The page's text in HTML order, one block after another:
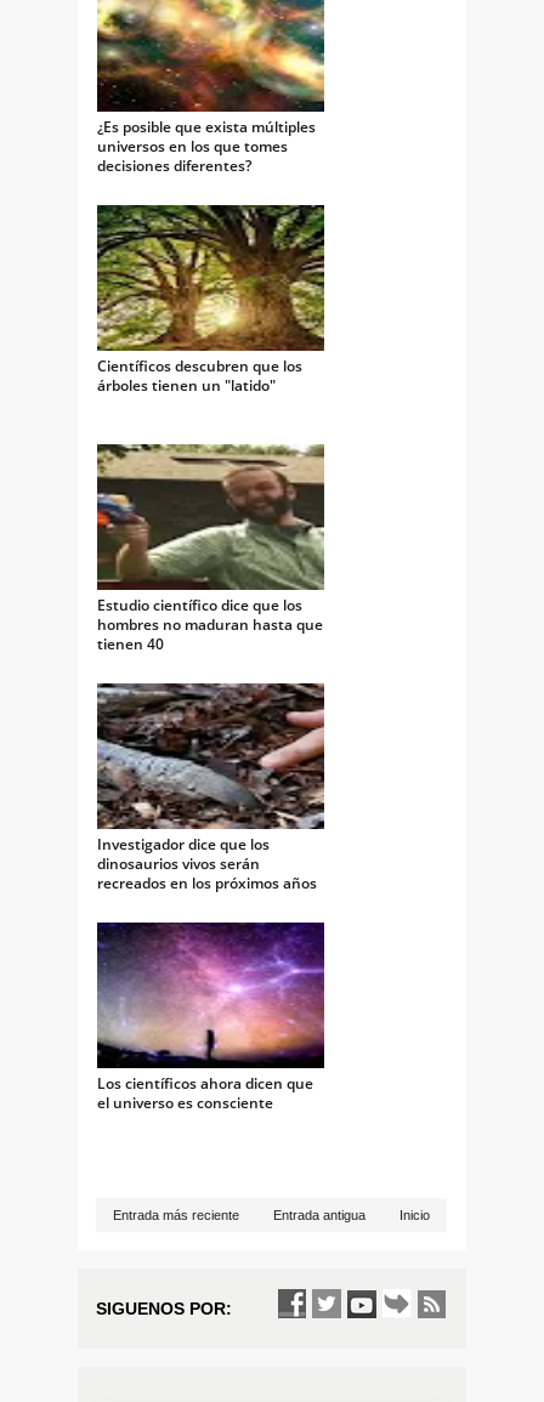
¿Es posible que exista múltiples
universos en los que tomes
decisiones diferentes?
Científicos descubren que los
árboles tienen un "latido"
Estudio científico dice que los
hombres no maduran hasta que
tienen 40
Investigador dice que los
dinosaurios vivos serán
recreados en los próximos años
Los científicos ahora dicen que
el universo es consciente
Entrada más reciente Entrada antigua Inicio
SIGUENOS POR: